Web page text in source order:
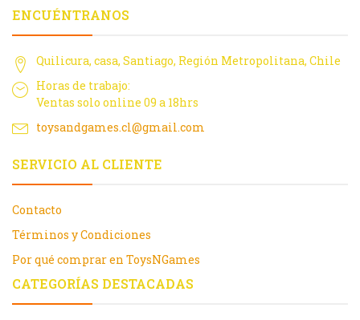
ENCUÉNTRANOS
Quilicura, casa, Santiago, Región Metropolitana, Chile
Horas de trabajo:
Ventas solo online 09 a 18hrs
toysandgames.cl@gmail.com
SERVICIO AL CLIENTE
Contacto
Términos y Condiciones
Por qué comprar en ToysNGames
CATEGORÍAS DESTACADAS